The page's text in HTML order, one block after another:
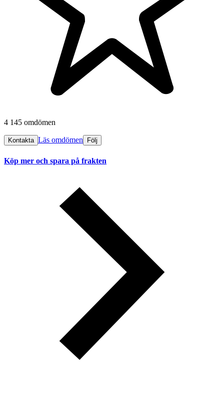
4 145 omdömen
Kontakta Läs omdömen Följ
Köp mer och spara på frakten